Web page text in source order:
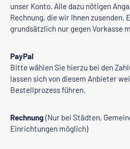
unser Konto. Alle dazu nötigen
Rechnung, die wir Ihnen zusenden.
grundsätzlich nur gegen Vorkasse
PayPal
Bitte wählen Sie hierzu bei den
lassen sich von diesem Anbieter
Bestellprozess führen.
Rechnung (Nur bei Städten,
Einrichtungen möglich)